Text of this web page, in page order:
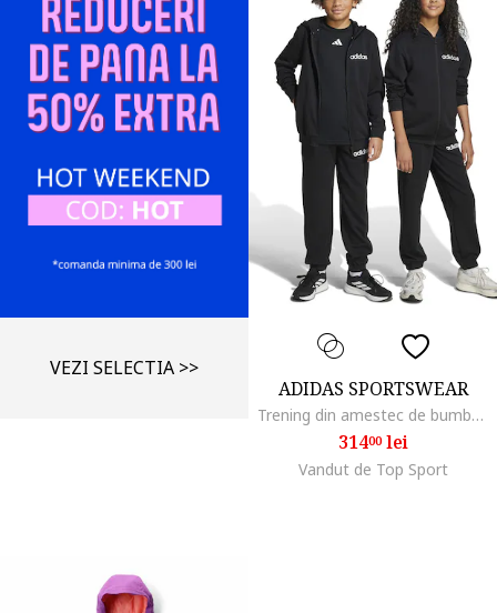
VEZI SELECTIA >>
ADIDAS SPORTSWEAR
Trening din amestec de bumbac cu imprimeu logo, Negru
31400lei
Vandut de Top Sport